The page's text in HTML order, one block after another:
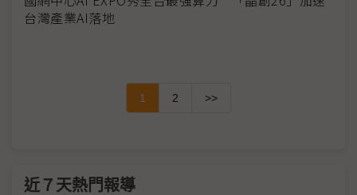
台灣產業AI落地
1 2 >>
近７天熱門報導